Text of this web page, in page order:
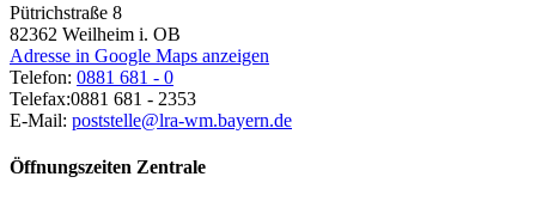
Pütrichstraße 8
82362 Weilheim i. OB
Adresse in Google Maps anzeigen
Telefon: 0881 681 - 0
Telefax:0881 681 - 2353
E-Mail: poststelle@lra-wm.bayern.de
Öffnungszeiten Zentrale